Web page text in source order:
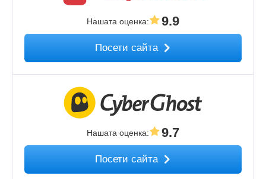
Нашата оценка: 9.9
Посети сайта
Нашата оценка: 9.7
Посети сайта